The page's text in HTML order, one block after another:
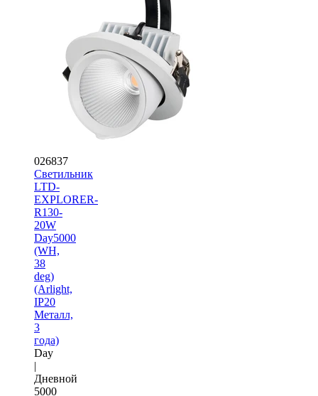
026837
Светильник
LTD-
EXPLORER-
R130-
20W
Day5000
(WH,
38
deg)
(Arlight,
IP20
Металл,
3
года)
Day
Дневной
5000